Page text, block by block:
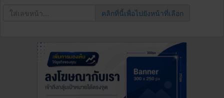
คลิกที่นี้เพื่อไปยังหน้าที่เลือก